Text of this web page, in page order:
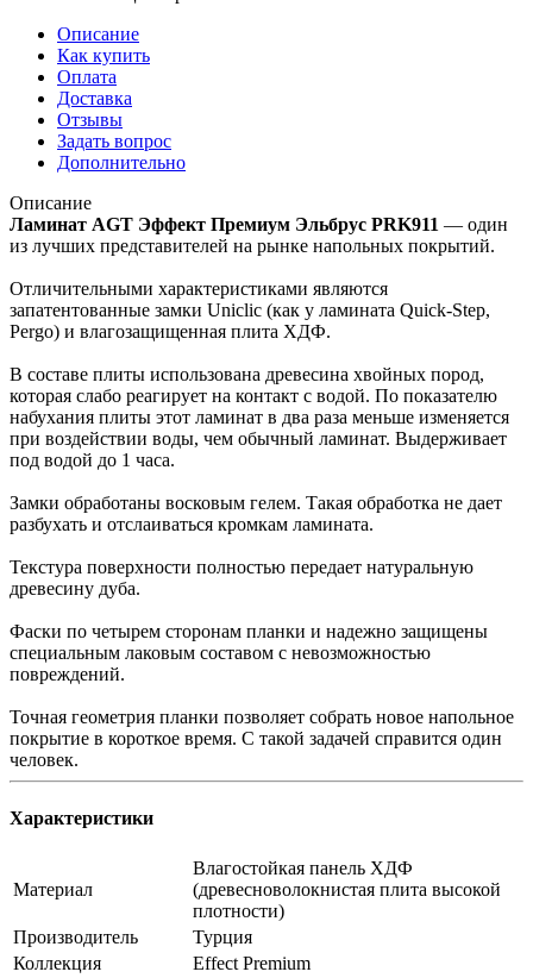
Описание
Как купить
Оплата
Доставка
Отзывы
Задать вопрос
Дополнительно
Описание
Ламинат AGT Эффект Премиум Эльбрус PRK911 — один
из лучших представителей на рынке напольных покрытий.
Отличительными характеристиками являются
запатентованные замки Uniclic (как у ламината Quick-Step,
Pergo) и влагозащищенная плита ХДФ.
В составе плиты использована древесина хвойных пород,
которая слабо реагирует на контакт с водой. По показателю
набухания плиты этот ламинат в два раза меньше изменяется
при воздействии воды, чем обычный ламинат. Выдерживает
под водой до 1 часа.
Замки обработаны восковым гелем. Такая обработка не дает
разбухать и отслаиваться кромкам ламината.
Текстура поверхности полностью передает натуральную
древесину дуба.
Фаски по четырем сторонам планки и надежно защищены
специальным лаковым составом с невозможностью
повреждений.
Точная геометрия планки позволяет собрать новое напольное
покрытие в короткое время. С такой задачей справится один
человек.
Характеристики
Материал
Влагостойкая панель ХДФ
(древесноволокнистая плита высокой
плотности)
Производитель
Турция
Коллекция
Effect Premium